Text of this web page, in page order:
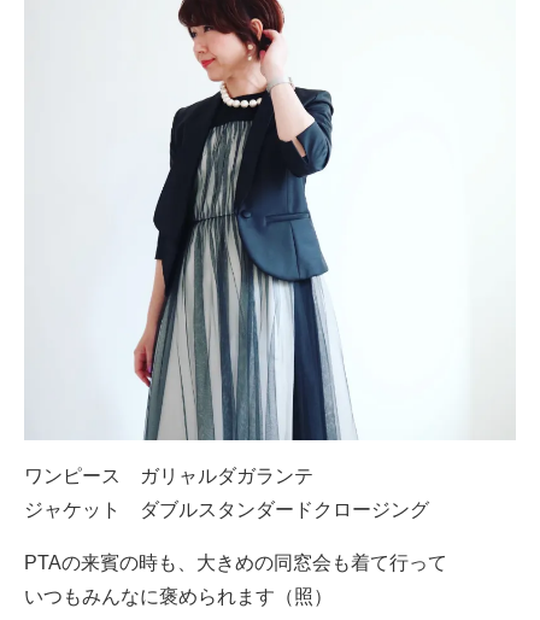
ワンピース ガリャルダガランテ
ジャケット ダブルスタンダードクロージング
PTAの来賓の時も、大きめの同窓会も着て行って
いつもみんなに褒められます（照）